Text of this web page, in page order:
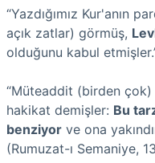
“Yazdığımız Kur'anın
açık zatlar) görmüş,
olduğunu kabul
“Müteaddit (birden
hakikat demişler: Bu
benziyor ve ona
(Rumuzat-ı Semaniye,